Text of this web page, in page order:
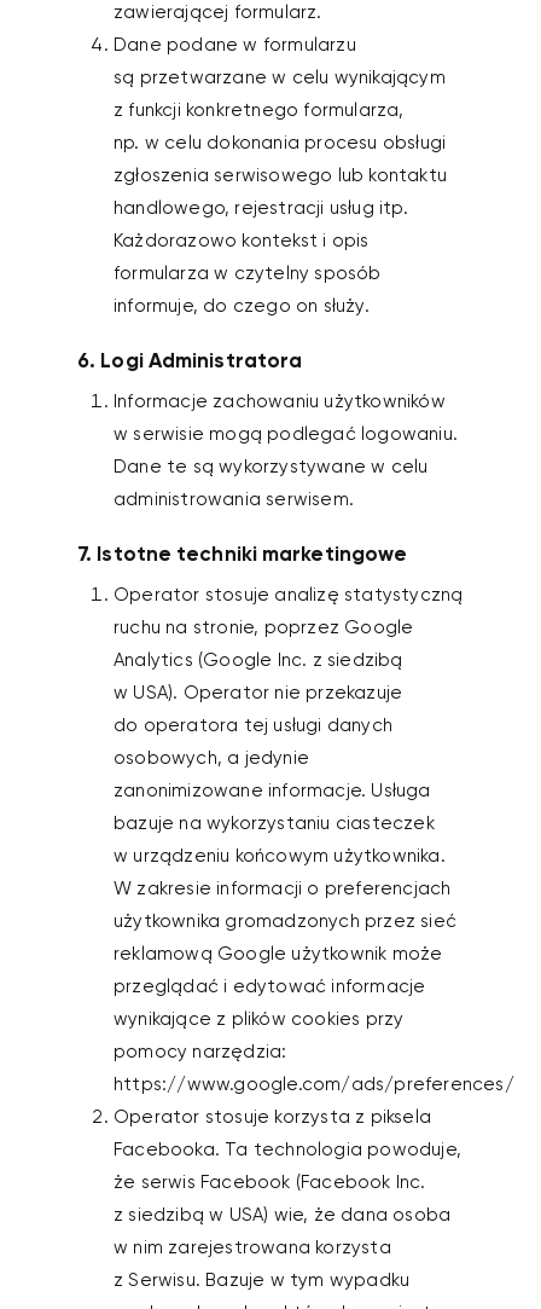
zawierającej formularz.
Dane podane w formularzu
są przetwarzane w celu wynikającym
z funkcji konkretnego formularza,
np. w celu dokonania procesu obsługi
zgłoszenia serwisowego lub kontaktu
handlowego, rejestracji usług itp.
Każdorazowo kontekst i opis
formularza w czytelny sposób
informuje, do czego on służy.
6. Logi Administratora
Informacje zachowaniu użytkowników
w serwisie mogą podlegać logowaniu.
Dane te są wykorzystywane w celu
administrowania serwisem.
7. Istotne techniki marketingowe
Operator stosuje analizę statystyczną
ruchu na stronie, poprzez Google
Analytics (Google Inc. z siedzibą
w USA). Operator nie przekazuje
do operatora tej usługi danych
osobowych, a jedynie
zanonimizowane informacje. Usługa
bazuje na wykorzystaniu ciasteczek
w urządzeniu końcowym użytkownika.
W zakresie informacji o preferencjach
użytkownika gromadzonych przez sieć
reklamową Google użytkownik może
przeglądać i edytować informacje
wynikające z plików cookies przy
pomocy narzędzia:
https://www.google.com/ads/preferences/
Operator stosuje korzysta z piksela
Facebooka. Ta technologia powoduje,
że serwis Facebook (Facebook Inc.
z siedzibą w USA) wie, że dana osoba
w nim zarejestrowana korzysta
z Serwisu. Bazuje w tym wypadku